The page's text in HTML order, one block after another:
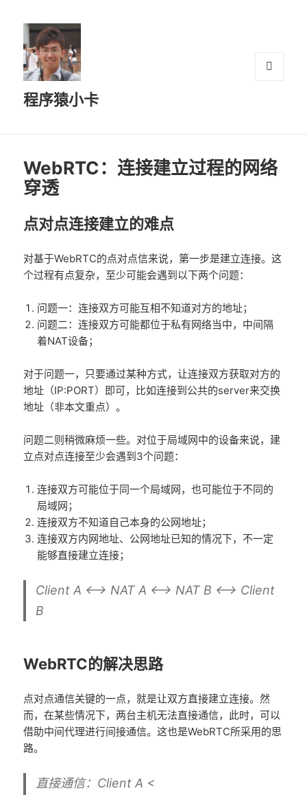
程序猿小卡
WebRTC：连接建立过程的网络
穿透
点对点连接建立的难点
对基于WebRTC的点对点信来说，第一步是建立连接。这
个过程有点复杂，至少可能会遇到以下两个问题：
问题一：连接双方可能互相不知道对方的地址；
问题二：连接双方可能都位于私有网络当中，中间隔
着NAT设备；
对于问题一，只要通过某种方式，让连接双方获取对方的
地址（IP:PORT）即可，比如连接到公共的server来交换
地址（非本文重点）。
问题二则稍微麻烦一些。对位于局域网中的设备来说，建
立点对点连接至少会遇到3个问题：
连接双方可能位于同一个局域网，也可能位于不同的
局域网；
连接双方不知道自己本身的公网地址；
连接双方内网地址、公网地址已知的情况下，不一定
能够直接建立连接；
Client A <--> NAT A <--> NAT B <--> Client
B
WebRTC的解决思路
点对点通信关键的一点，就是让双方直接建立连接。然
而，在某些情况下，两台主机无法直接通信，此时，可以
借助中间代理进行间接通信。这也是WebRTC所采用的思
路。
直接通信：Client A <